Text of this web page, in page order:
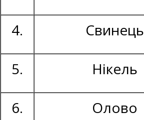
4. Свинець
5. Нікель
6. Олово